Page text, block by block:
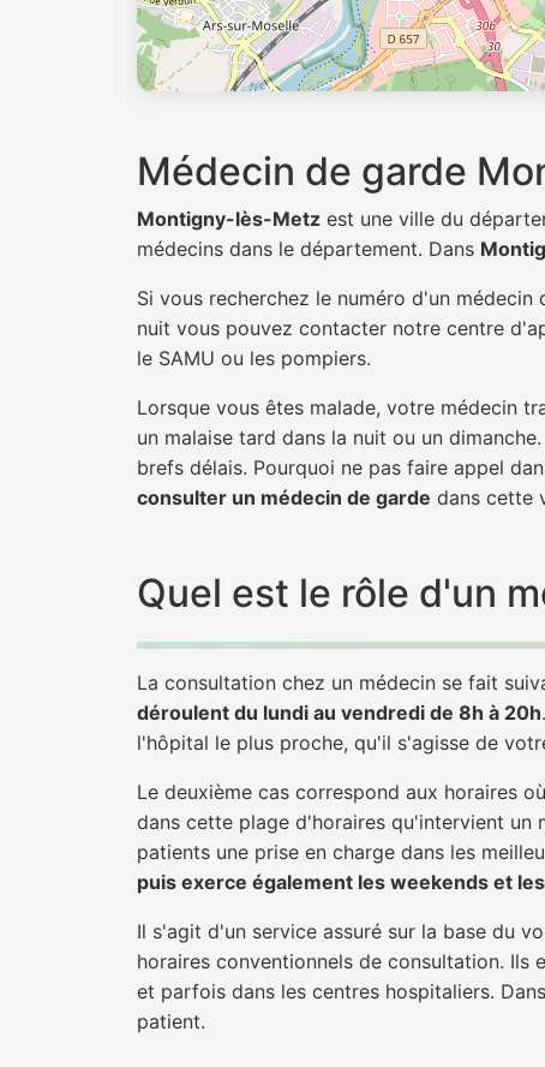
Médecin de garde
Montigny-lès-Metz est une ville du
médecins dans le département. Dans
Si vous recherchez le numéro d'un médecin
nuit vous pouvez contacter notre centre
le SAMU ou les pompiers.
Lorsque vous êtes malade, votre médecin
un malaise tard dans la nuit ou un
brefs délais. Pourquoi ne pas faire appel
consulter un médecin de garde dans cette
Quel est le rôle d'un
La consultation chez un médecin se fait
déroulent du lundi au vendredi de 8h à 20h
l'hôpital le plus proche, qu'il s'agisse de
Le deuxième cas correspond aux horaires
dans cette plage d'horaires qu'intervient un
patients une prise en charge dans les
puis exerce également les weekends et
Il s'agit d'un service assuré sur la base du
horaires conventionnels de consultation. Ils
et parfois dans les centres hospitaliers.
patient.